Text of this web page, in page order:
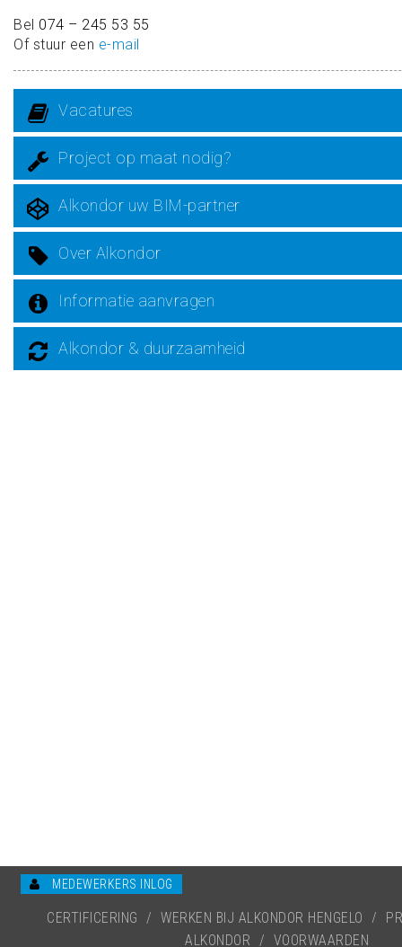
Bel 074 – 245 53 55
Of stuur een e-mail
Vacatures
Project op maat nodig?
Alkondor uw BIM-partner
Over Alkondor
Informatie aanvragen
Alkondor & duurzaamheid
MEDEWERKERS INLOG
CERTIFICERING / WERKEN BIJ ALKONDOR HENGELO /
ALKONDOR
/ VOORWAARDEN